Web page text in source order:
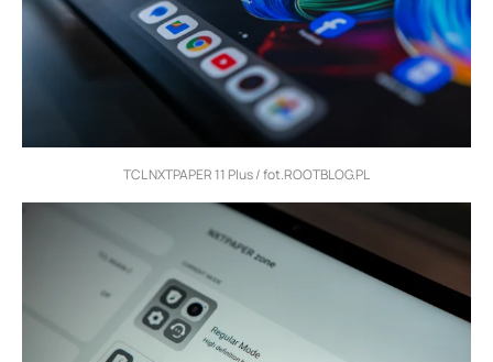
TCL NXTPAPER 11 Plus / fot.ROOTBLOG.PL